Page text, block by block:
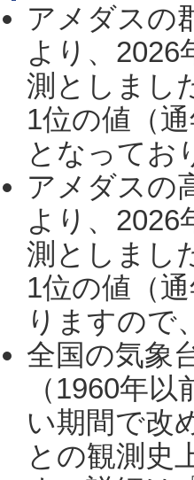
アメダスの
より、2026
測としまし
1位の値（
となってお
アメダスの
より、2026
測としまし
1位の値（
りますので
全国の気象
（1960年
い期間で改
との観測史